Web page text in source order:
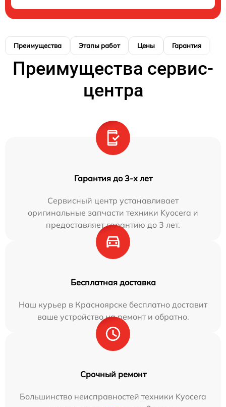
Преимущества Этапы работ Цены Гарантия
Преимущества сервис-
центра
Гарантия до 3-х лет
Сервисный центр устанавливает
оригинальные запчасти техники Kyocera и
предоставляет гарантию до 3 лет.
Бесплатная доставка
Наш курьер в Красноярске бесплатно доставит
ваше устройство на ремонт и обратно.
Срочный ремонт
Большинство неисправностей техники Kyocera